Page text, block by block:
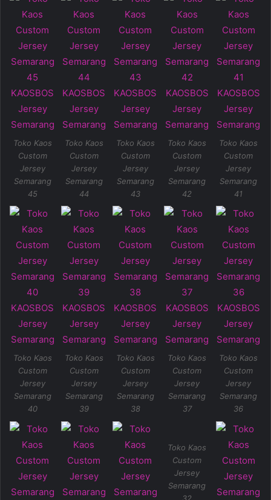
Toko Kaos
Custom
Jersey
Semarang
45
Toko Kaos
Custom
Jersey
Semarang
44
Toko Kaos
Custom
Jersey
Semarang
43
Toko Kaos
Custom
Jersey
Semarang
42
Toko Kaos
Custom
Jersey
Semarang
41
Toko Kaos
Custom
Jersey
Semarang
40
Toko Kaos
Custom
Jersey
Semarang
39
Toko Kaos
Custom
Jersey
Semarang
38
Toko Kaos
Custom
Jersey
Semarang
37
Toko Kaos
Custom
Jersey
Semarang
36
Toko Kaos
Custom
Jersey
Semarang